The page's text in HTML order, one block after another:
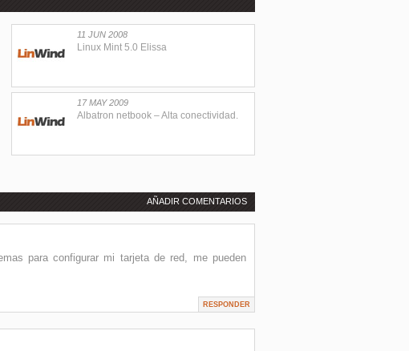
11 JUN 2008
Linux Mint 5.0 Elissa
17 MAY 2009
Albatron netbook – Alta conectividad.
AÑADIR COMENTARIOS
para configurar mi tarjeta de red, me pueden
RESPONDER